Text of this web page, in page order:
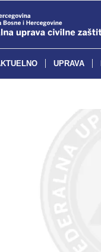
UPRAVA